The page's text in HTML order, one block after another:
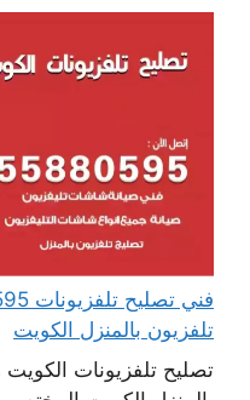
تلفزيون بالمنزل الكويت
تصليح تلفزيونات